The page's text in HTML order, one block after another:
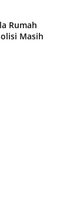
Rumah
Masih